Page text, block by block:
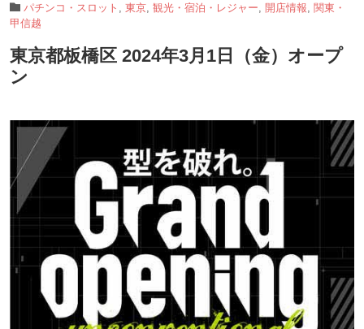
パチンコ・スロット
東京 観光・宿泊・レジャー 開店情報 関東・
甲信越
東京都板橋区 2024年3月1日（金）オープ
ン